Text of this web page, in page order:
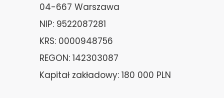
04-667 Warszawa
NIP: 9522087281
KRS: 0000948756
REGON: 142303087
Kapitał zakładowy: 180 000 PLN